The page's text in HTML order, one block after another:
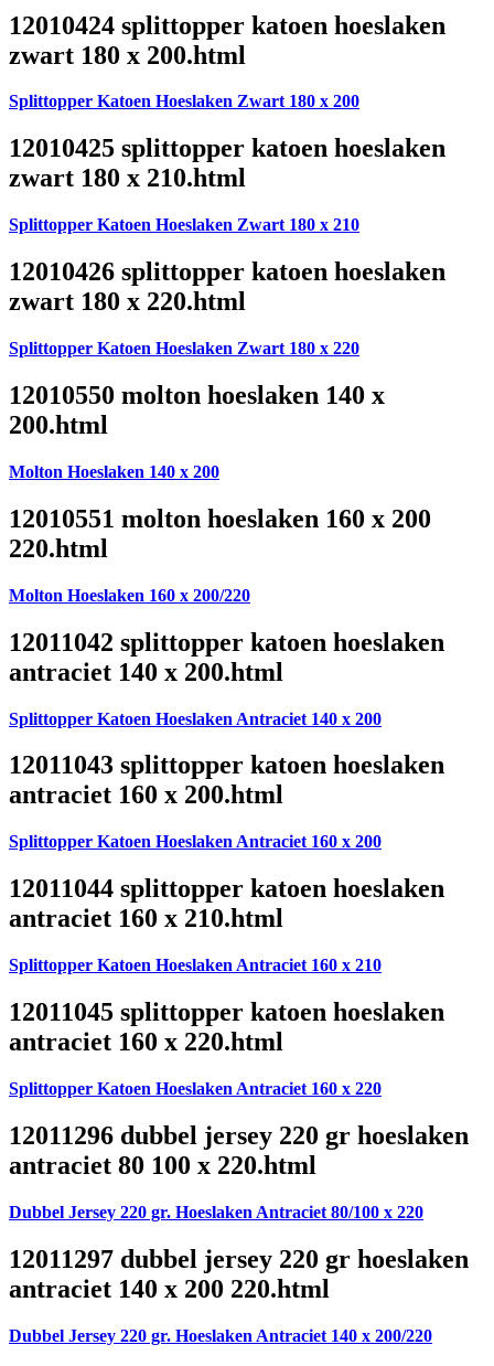
12010424 splittopper katoen hoeslaken
zwart 180 x 200.html
Splittopper Katoen Hoeslaken Zwart 180 x 200
12010425 splittopper katoen hoeslaken
zwart 180 x 210.html
Splittopper Katoen Hoeslaken Zwart 180 x 210
12010426 splittopper katoen hoeslaken
zwart 180 x 220.html
Splittopper Katoen Hoeslaken Zwart 180 x 220
12010550 molton hoeslaken 140 x
200.html
Molton Hoeslaken 140 x 200
12010551 molton hoeslaken 160 x 200
220.html
Molton Hoeslaken 160 x 200/220
12011042 splittopper katoen hoeslaken
antraciet 140 x 200.html
Splittopper Katoen Hoeslaken Antraciet 140 x 200
12011043 splittopper katoen hoeslaken
antraciet 160 x 200.html
Splittopper Katoen Hoeslaken Antraciet 160 x 200
12011044 splittopper katoen hoeslaken
antraciet 160 x 210.html
Splittopper Katoen Hoeslaken Antraciet 160 x 210
12011045 splittopper katoen hoeslaken
antraciet 160 x 220.html
Splittopper Katoen Hoeslaken Antraciet 160 x 220
12011296 dubbel jersey 220 gr hoeslaken
antraciet 80 100 x 220.html
Dubbel Jersey 220 gr. Hoeslaken Antraciet 80/100 x 220
12011297 dubbel jersey 220 gr hoeslaken
antraciet 140 x 200 220.html
Dubbel Jersey 220 gr. Hoeslaken Antraciet 140 x 200/220